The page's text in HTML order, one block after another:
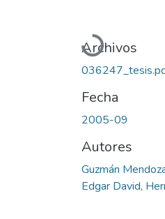
Cargando...
Archivos
Fecha
2005-09
Autores
Guzmán
Edgar David,